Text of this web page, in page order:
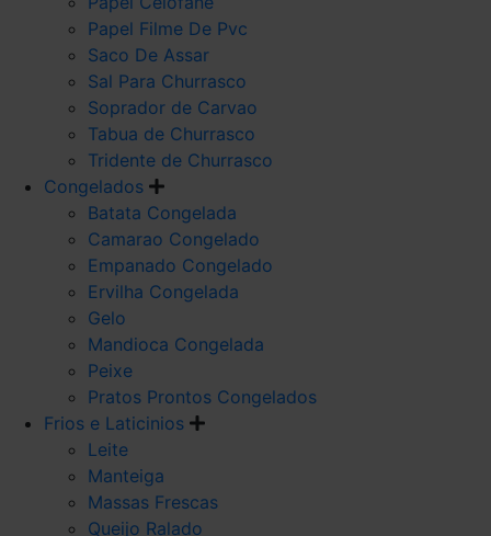
Papel Filme De Pvc
Saco De Assar
Sal Para Churrasco
Soprador de Carvao
Tabua de Churrasco
Tridente de Churrasco
Congelados
Batata Congelada
Camarao Congelado
Empanado Congelado
Ervilha Congelada
Gelo
Mandioca Congelada
Peixe
Pratos Prontos Congelados
Frios e Laticinios
Leite
Manteiga
Massas Frescas
Queijo Ralado